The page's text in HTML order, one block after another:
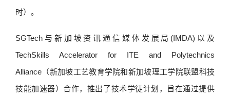
时）。
SGTech与新加坡资讯通信媒体发展局(IMDA)以及
TechSkills Accelerator for ITE and Polytechnics
Alliance（新加坡工艺教育学院和新加坡理工学院联盟科技
技能加速器）合作，推出了技术学徒计划，旨在通过提供